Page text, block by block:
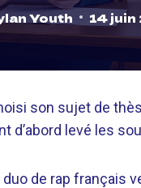
Youth 14
son sujet de
d’abord levé les
duo de rap français